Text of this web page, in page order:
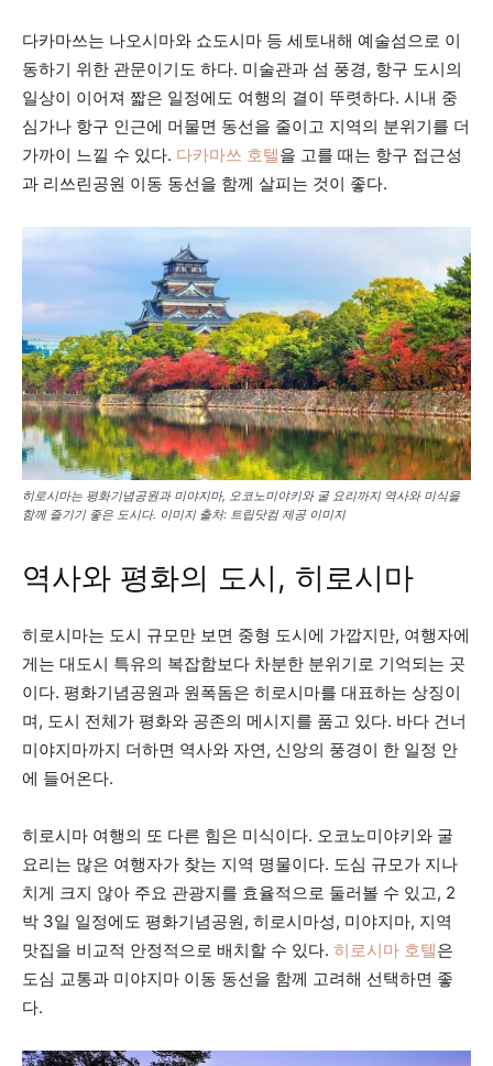
다카마쓰는 나오시마와 쇼도시마 등 세토내해 예술섬으로 이
동하기 위한 관문이기도 하다. 미술관과 섬 풍경, 항구 도시의
일상이 이어져 짧은 일정에도 여행의 결이 뚜렷하다. 시내 중
심가나 항구 인근에 머물면 동선을 줄이고 지역의 분위기를 더
가까이 느낄 수 있다. 다카마쓰 호텔을 고를 때는 항구 접근성
과 리쓰린공원 이동 동선을 함께 살피는 것이 좋다.
히로시마는 평화기념공원과 미야지마, 오코노미야키와 굴 요리까지 역사와 미식을
함께 즐기기 좋은 도시다. 이미지 출처: 트립닷컴 제공 이미지
역사와 평화의 도시, 히로시마
히로시마는 도시 규모만 보면 중형 도시에 가깝지만, 여행자에
게는 대도시 특유의 복잡함보다 차분한 분위기로 기억되는 곳
이다. 평화기념공원과 원폭돔은 히로시마를 대표하는 상징이
며, 도시 전체가 평화와 공존의 메시지를 품고 있다. 바다 건너
미야지마까지 더하면 역사와 자연, 신앙의 풍경이 한 일정 안
에 들어온다.
히로시마 여행의 또 다른 힘은 미식이다. 오코노미야키와 굴
요리는 많은 여행자가 찾는 지역 명물이다. 도심 규모가 지나
치게 크지 않아 주요 관광지를 효율적으로 둘러볼 수 있고, 2
박 3일 일정에도 평화기념공원, 히로시마성, 미야지마, 지역
맛집을 비교적 안정적으로 배치할 수 있다. 히로시마 호텔은
도심 교통과 미야지마 이동 동선을 함께 고려해 선택하면 좋
다.